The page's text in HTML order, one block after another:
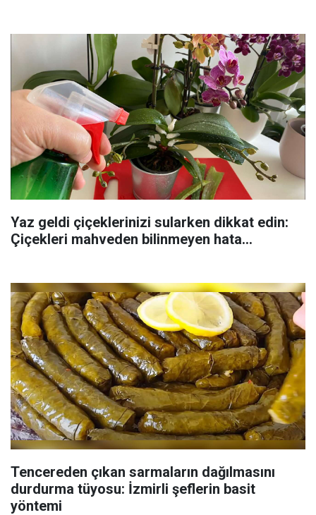
Yaz geldi çiçeklerinizi sularken dikkat edin:
Çiçekleri mahveden bilinmeyen hata...
Tencereden çıkan sarmaların dağılmasını
durdurma tüyosu: İzmirli şeflerin basit
yöntemi